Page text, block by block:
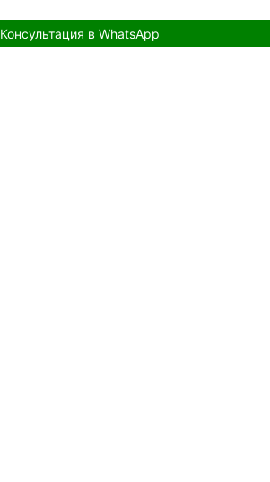
Консультация в WhatsApp